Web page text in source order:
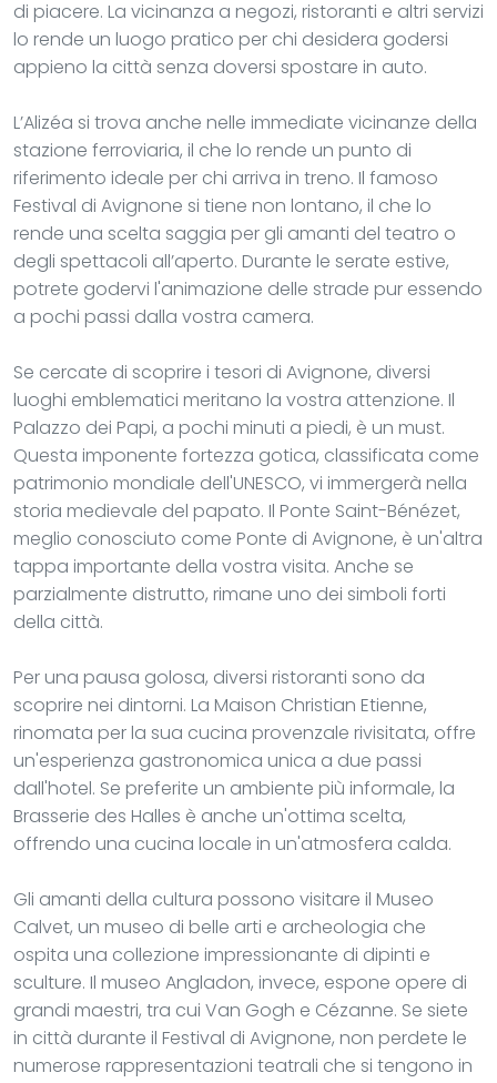
di piacere. La vicinanza a negozi, ristoranti e altri servizi
lo rende un luogo pratico per chi desidera godersi
appieno la città senza doversi spostare in auto.
L’Alizéa si trova anche nelle immediate vicinanze della
stazione ferroviaria, il che lo rende un punto di
riferimento ideale per chi arriva in treno. Il famoso
Festival di Avignone si tiene non lontano, il che lo
rende una scelta saggia per gli amanti del teatro o
degli spettacoli all’aperto. Durante le serate estive,
potrete godervi l'animazione delle strade pur essendo
a pochi passi dalla vostra camera.
Se cercate di scoprire i tesori di Avignone, diversi
luoghi emblematici meritano la vostra attenzione. Il
Palazzo dei Papi, a pochi minuti a piedi, è un must.
Questa imponente fortezza gotica, classificata come
patrimonio mondiale dell'UNESCO, vi immergerà nella
storia medievale del papato. Il Ponte Saint-Bénézet,
meglio conosciuto come Ponte di Avignone, è un'altra
tappa importante della vostra visita. Anche se
parzialmente distrutto, rimane uno dei simboli forti
della città.
Per una pausa golosa, diversi ristoranti sono da
scoprire nei dintorni. La Maison Christian Etienne,
rinomata per la sua cucina provenzale rivisitata, offre
un'esperienza gastronomica unica a due passi
dall'hotel. Se preferite un ambiente più informale, la
Brasserie des Halles è anche un'ottima scelta,
offrendo una cucina locale in un'atmosfera calda.
Gli amanti della cultura possono visitare il Museo
Calvet, un museo di belle arti e archeologia che
ospita una collezione impressionante di dipinti e
sculture. Il museo Angladon, invece, espone opere di
grandi maestri, tra cui Van Gogh e Cézanne. Se siete
in città durante il Festival di Avignone, non perdete le
numerose rappresentazioni teatrali che si tengono in